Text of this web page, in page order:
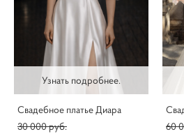
Узнать подробнее.
Свадебное платье Диара
30 000 pуб.
60